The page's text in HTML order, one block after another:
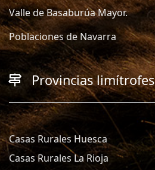
Valle de Basaburúa Mayor.
Poblaciones de Navarra
Provincias limítrofes
Casas Rurales Huesca
Casas Rurales La Rioja